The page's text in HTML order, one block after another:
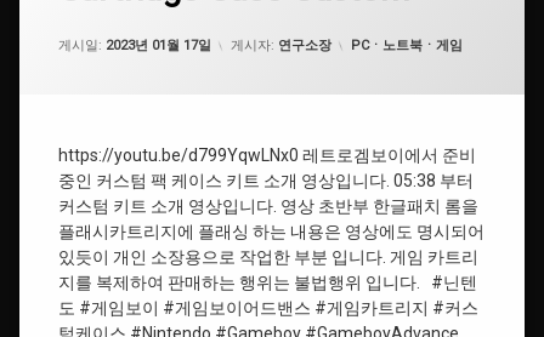
#IPS
스크
#ShellCustom
R
게시일: 2023년 01월 17일
업데이트 날짜: 2024년 03월 21일
게시자: 연구소장 카테고리:
PCㆍ노트북ㆍ게임
https://youtu.be/d799YqwLNx0 레트로겜보이에서 준비
중인 커스텀 팩 케이스 키트 소개 영상입니다. 05:38 부터
커스텀 키트 소개 영상입니다. 영상 초반부 한글패치 롬을
플래시카트리지에 플래싱 하는 내용은 영상에도 명시되어
있듯이 개인 소장용으로 작업한 부분 입니다. 게임 카트리
지를 복제하여 판매하는 행위는 불법행위 입니다. #닌텐
도 #게임보이 #게임보이어드밴스 #게임카트리지 #커스
텀케이스 #Nintendo #Gameboy #GameboyAdvance
#Gameboy
기